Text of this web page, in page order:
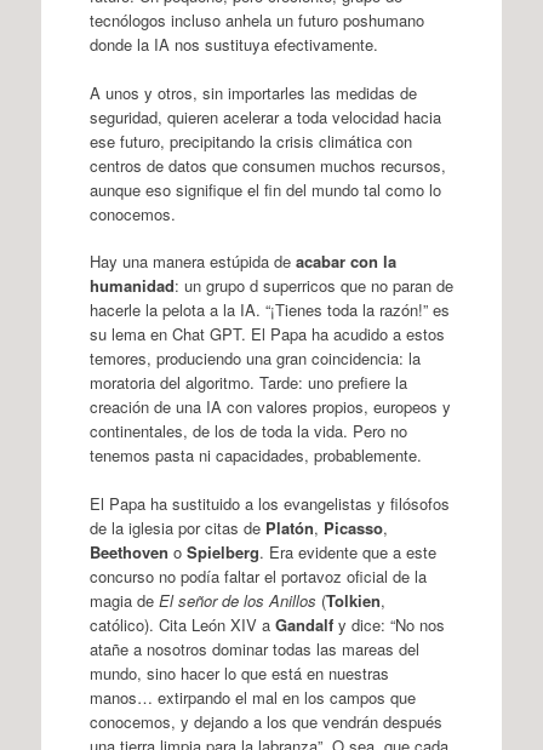
tecnólogos incluso anhela un futuro poshumano
donde la IA nos sustituya efectivamente.
A unos y otros, sin importarles las medidas de
seguridad, quieren acelerar a toda velocidad hacia
ese futuro, precipitando la crisis climática con
centros de datos que consumen muchos recursos,
aunque eso signifique el fin del mundo tal como lo
conocemos.
Hay una manera estúpida de acabar con la
humanidad: un grupo d superricos que no paran de
hacerle la pelota a la IA. “¡Tienes toda la razón!” es
su lema en Chat GPT. El Papa ha acudido a estos
temores, produciendo una gran coincidencia: la
moratoria del algoritmo. Tarde: uno prefiere la
creación de una IA con valores propios, europeos y
continentales, de los de toda la vida. Pero no
tenemos pasta ni capacidades, probablemente.
El Papa ha sustituido a los evangelistas y filósofos
de la iglesia por citas de Platón, Picasso,
Beethoven o Spielberg. Era evidente que a este
concurso no podía faltar el portavoz oficial de la
magia de El señor de los Anillos (Tolkien,
católico). Cita León XIV a Gandalfy dice: “No nos
atañe a nosotros dominar todas las mareas del
mundo, sino hacer lo que está en nuestras
manos… extirpando el mal en los campos que
conocemos, y dejando a los que vendrán después
una tierra limpia para la labranza”. O sea, que cada